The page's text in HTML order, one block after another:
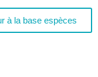
à la base espèces